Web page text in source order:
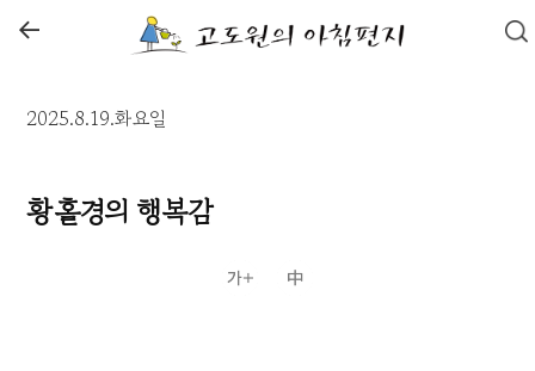
←
2025.8.19.화요일
황홀경의 행복감